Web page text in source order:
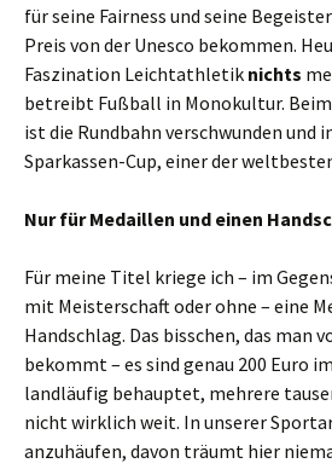
für seine Fairness und seine
Preis von der Unesco bekommen.
Faszination Leichtathletik nichts
betreibt Fußball in Monokultur. Beim
ist die Rundbahn verschwunden und
Sparkassen-Cup, einer der
Nur für Medaillen und einen
Für meine Titel kriege ich – im
mit Meisterschaft oder ohne – eine
Handschlag. Das bisschen, das man
bekommt – es sind genau 200 Euro
landläufig behauptet, mehrere
nicht wirklich weit. In unserer
anzuhäufen, davon träumt hier